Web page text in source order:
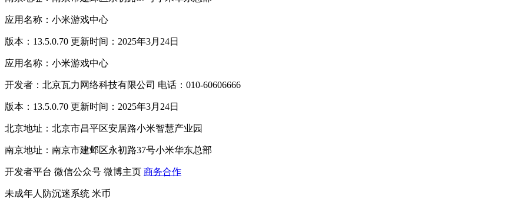
应用名称：小米游戏中心
版本：13.5.0.70 更新时间：2025年3月24日
应用名称：小米游戏中心
开发者：北京瓦力网络科技有限公司 电话：010-60606666
版本：13.5.0.70 更新时间：2025年3月24日
北京地址：北京市昌平区安居路小米智慧产业园
南京地址：南京市建邺区永初路37号小米华东总部
开发者平台 微信公众号 微博主页 商务合作
未成年人防沉迷系统 米币